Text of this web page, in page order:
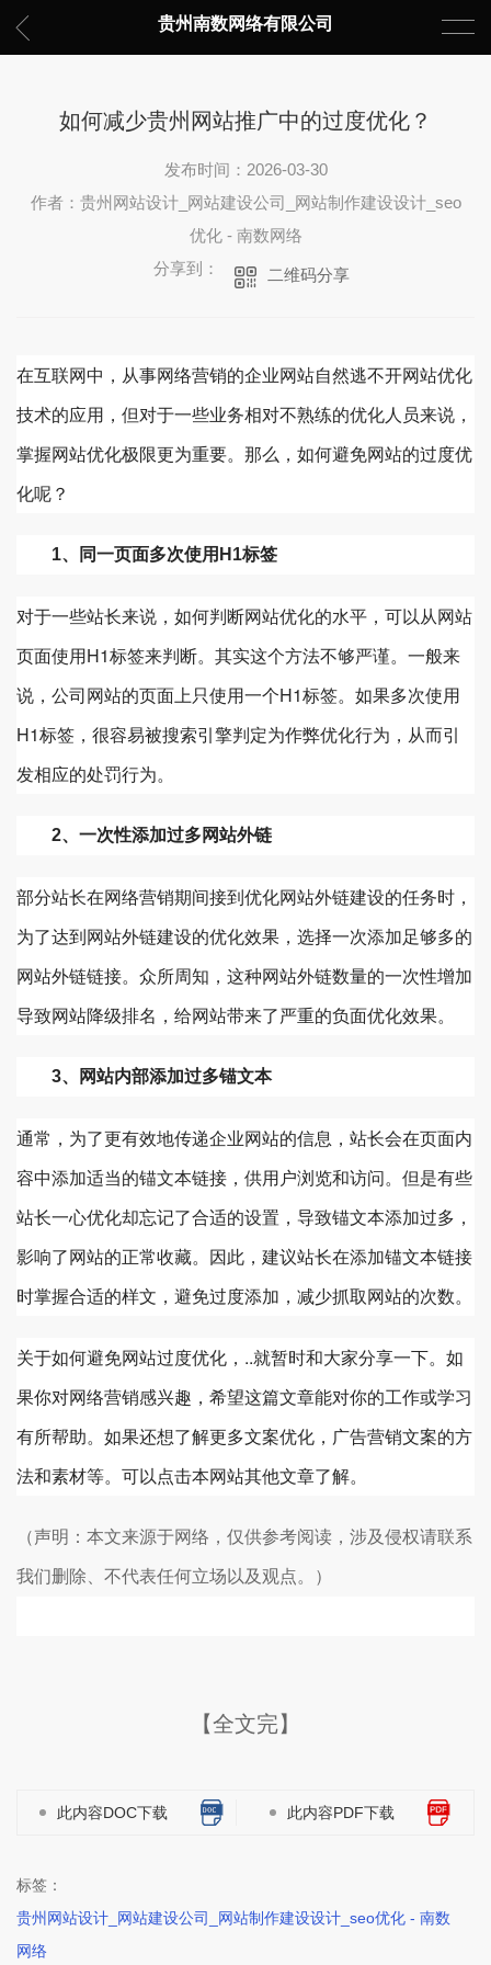
贵州南数网络有限公司
如何减少贵州网站推广中的过度优化？
发布时间：2026-03-30
作者：贵州网站设计_网站建设公司_网站制作建设设计_seo
优化 - 南数网络
分享到：
二维码分享
在互联网中，从事网络营销的企业网站自然逃不开网站优化
技术的应用，但对于一些业务相对不熟练的优化人员来说，
掌握网站优化极限更为重要。那么，如何避免网站的过度优
化呢？
1、同一页面多次使用H1标签
对于一些站长来说，如何判断网站优化的水平，可以从网站
页面使用H1标签来判断。其实这个方法不够严谨。一般来
说，公司网站的页面上只使用一个H1标签。如果多次使用
H1标签，很容易被搜索引擎判定为作弊优化行为，从而引
发相应的处罚行为。
2、一次性添加过多网站外链
部分站长在网络营销期间接到优化网站外链建设的任务时，
为了达到网站外链建设的优化效果，选择一次添加足够多的
网站外链链接。众所周知，这种网站外链数量的一次性增加
导致网站降级排名，给网站带来了严重的负面优化效果。
3、网站内部添加过多锚文本
通常，为了更有效地传递企业网站的信息，站长会在页面内
容中添加适当的锚文本链接，供用户浏览和访问。但是有些
站长一心优化却忘记了合适的设置，导致锚文本添加过多，
影响了网站的正常收藏。因此，建议站长在添加锚文本链接
时掌握合适的样文，避免过度添加，减少抓取网站的次数。
关于如何避免网站过度优化，..就暂时和大家分享一下。如
果你对网络营销感兴趣，希望这篇文章能对你的工作或学习
有所帮助。如果还想了解更多文案优化，广告营销文案的方
法和素材等。可以点击本网站其他文章了解。
（声明：本文来源于网络，仅供参考阅读，涉及侵权请联系
我们删除、不代表任何立场以及观点。）
【全文完】
此内容DOC下载 此内容PDF下载
标签：
贵州网站设计_网站建设公司_网站制作建设设计_seo优化 - 南数
网络